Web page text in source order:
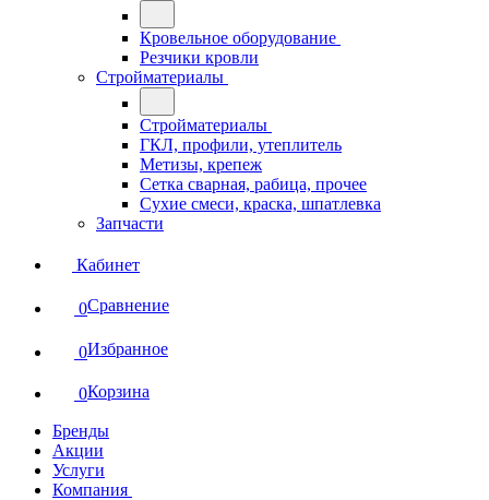
Кровельное оборудование
Резчики кровли
Стройматериалы
Стройматериалы
ГКЛ, профили, утеплитель
Метизы, крепеж
Сетка сварная, рабица, прочее
Сухие смеси, краска, шпатлевка
Запчасти
Кабинет
0Сравнение
0Избранное
0Корзина
Бренды
Акции
Услуги
Компания